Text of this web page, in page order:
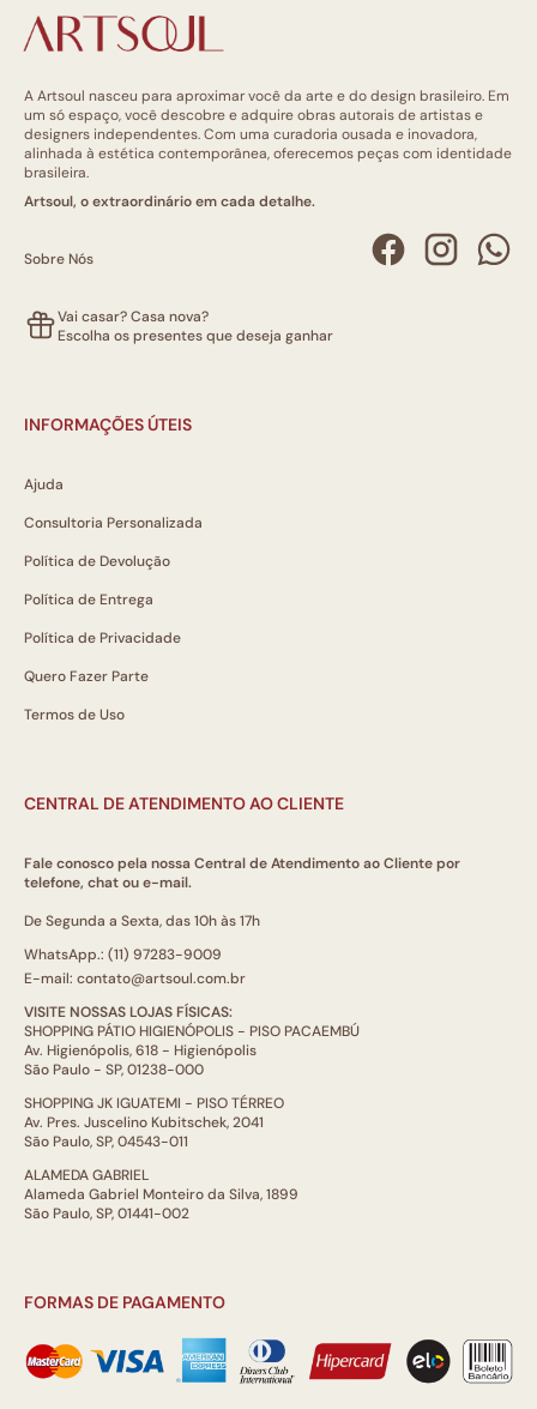
A Artsoul nasceu para aproximar você da arte e do design brasileiro. Em
um só espaço, você descobre e adquire obras autorais de artistas e
designers independentes. Com uma curadoria ousada e inovadora,
alinhada à estética contemporânea, oferecemos peças com identidade
brasileira.
Artsoul, o extraordinário em cada detalhe.
Sobre Nós
Vai casar? Casa nova?
Escolha os presentes que deseja ganhar
INFORMAÇÕES ÚTEIS
Ajuda
Consultoria Personalizada
Política de Devolução
Política de Entrega
Política de Privacidade
Quero Fazer Parte
Termos de Uso
CENTRAL DE ATENDIMENTO AO CLIENTE
Fale conosco pela nossa Central de Atendimento ao Cliente por
telefone, chat ou e-mail.
De Segunda a Sexta, das 10h às 17h
WhatsApp.: (11) 97283-9009
E-mail: contato@artsoul.com.br
VISITE NOSSAS LOJAS FÍSICAS:
SHOPPING PÁTIO HIGIENÓPOLIS - PISO PACAEMBÚ
Av. Higienópolis, 618 - Higienópolis
São Paulo - SP, 01238-000
SHOPPING JK IGUATEMI - PISO TÉRREO
Av. Pres. Juscelino Kubitschek, 2041
São Paulo, SP, 04543-011
ALAMEDA GABRIEL
Alameda Gabriel Monteiro da Silva, 1899
São Paulo, SP, 01441-002
FORMAS DE PAGAMENTO